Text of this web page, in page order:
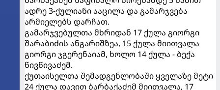
ადრე 3-ქულიანი ააცილა და გამარჯვება
არმიელებს დარჩათ.
გამარჯვებულთა მხრიდან 17 ქულა გიორგი
შარაბიძის ანგარიშზეა, 15 ქულა მიითვალა
გიორგი ჯგერენაიამ, ხოლო 14 ქულა - ბექა
წივწივაძემ.
ქუთაისელთა შემადგენლობაში ყველაზე მეტი
24 ქულა დავით ბარბაქაძემ მიითვალა, 17